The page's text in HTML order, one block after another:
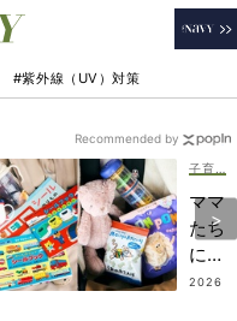
#紫外線（UV）対策
ママ
たち
に欠
かせ
2026
Recommended by